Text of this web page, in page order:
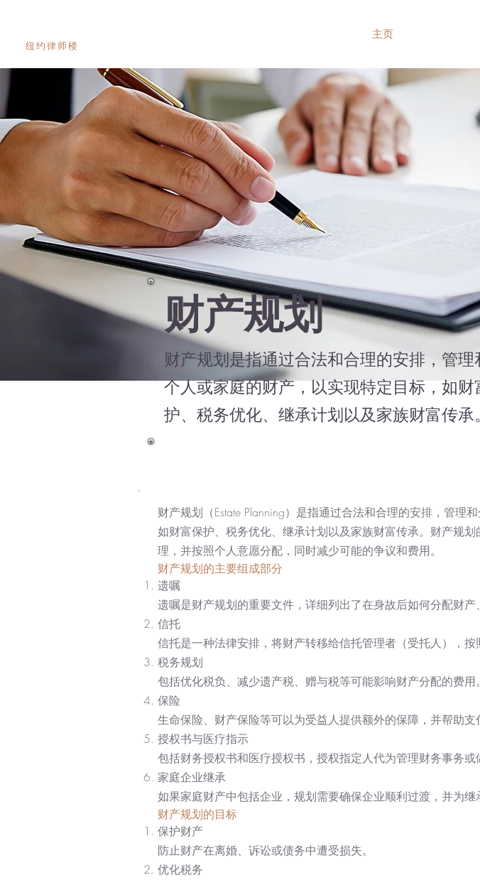
纽约律师楼
主页
财产规划
财产规划是指通过合法和合理的安排，管理
个人或家庭的财产，以实现特定目标，如财
护、税务优化、继承计划以及家族财富传承。
财产规划（Estate Planning）是指通过合法和合理的安排，管理
如财富保护、税务优化、继承计划以及家族财富传承。财产规
理，并按照个人意愿分配，同时减少可能的争议和费用。
财产规划的主要组成部分
遗嘱
遗嘱是财产规划的重要文件，详细列出了在身故后如何分配财产
信托
信托是一种法律安排，将财产转移给信托管理者（受托人），按
税务规划
包括优化税负、减少遗产税、赠与税等可能影响财产分配的费用。
保险
生命保险、财产保险等可以为受益人提供额外的保障，并帮助支
授权书与医疗指示
包括财务授权书和医疗授权书，授权指定人代为管理财务事务或
家庭企业继承
如果家庭财产中包括企业，规划需要确保企业顺利过渡，并为继
财产规划的目标
保护财产
防止财产在离婚、诉讼或债务中遭受损失。
优化税务